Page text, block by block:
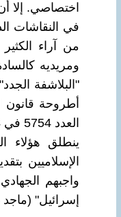
اختصاصي. إلا
في النقاشات
من آراء
ومريديه
"البلاشفة
أطروحة قانون
العدد 5754 في 11/1/2018.
ينطلق هؤلاء
الإسلاميين
واجبهم
إسرائيل"